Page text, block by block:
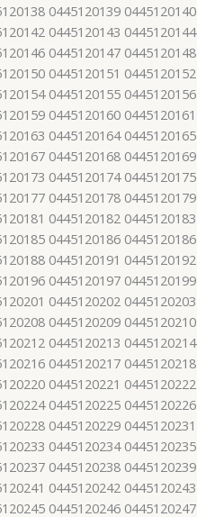
0445120139 0445120140
0445120143 0445120144
0445120147 0445120148
0445120151 0445120152
0445120155 0445120156
0445120160 0445120161
0445120164 0445120165
0445120168 0445120169
0445120174 0445120175
0445120178 0445120179
0445120182 0445120183
0445120186 0445120186
0445120191 0445120192
0445120197 0445120199
0445120202 0445120203
0445120209 0445120210
0445120213 0445120214
0445120217 0445120218
0445120221 0445120222
0445120225 0445120226
0445120229 0445120231
0445120234 0445120235
0445120238 0445120239
0445120242 0445120243
0445120246 0445120247